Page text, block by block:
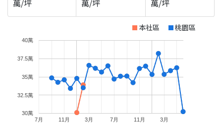
萬/坪 萬/坪 萬/坪
本社區 桃園區
7月 11月 3月 7月 11月 3月
30萬
32.5萬
35萬
37.5萬
40萬